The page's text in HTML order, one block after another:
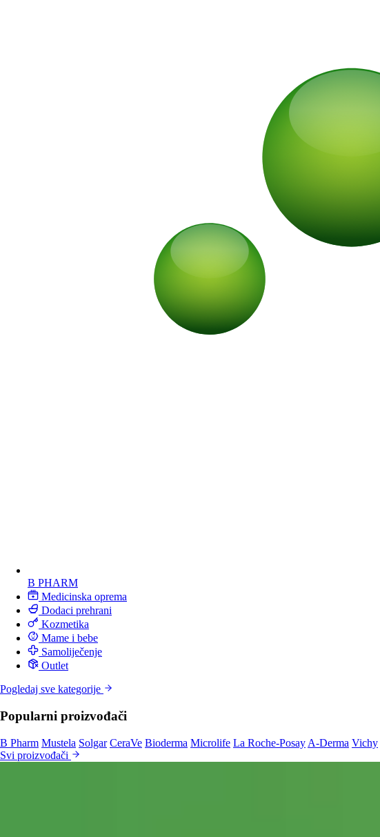
B PHARM
Medicinska oprema
Dodaci prehrani
Kozmetika
Mame i bebe
Samoliječenje
Outlet
Pogledaj sve kategorije
Popularni proizvođači
B Pharm Mustela Solgar CeraVe Bioderma Microlife La Roche-Posay A-Derma Vichy
Svi proizvođači